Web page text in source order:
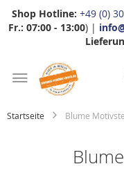
Shop Hotline: +49 (0)
Fr.: 07:00 - 13:00) |
Startseite Blume